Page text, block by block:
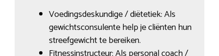
Voedingsdeskundige / diëtetiek: Als
gewichtsconsulente help je cliënten hun
streefgewicht te bereiken.